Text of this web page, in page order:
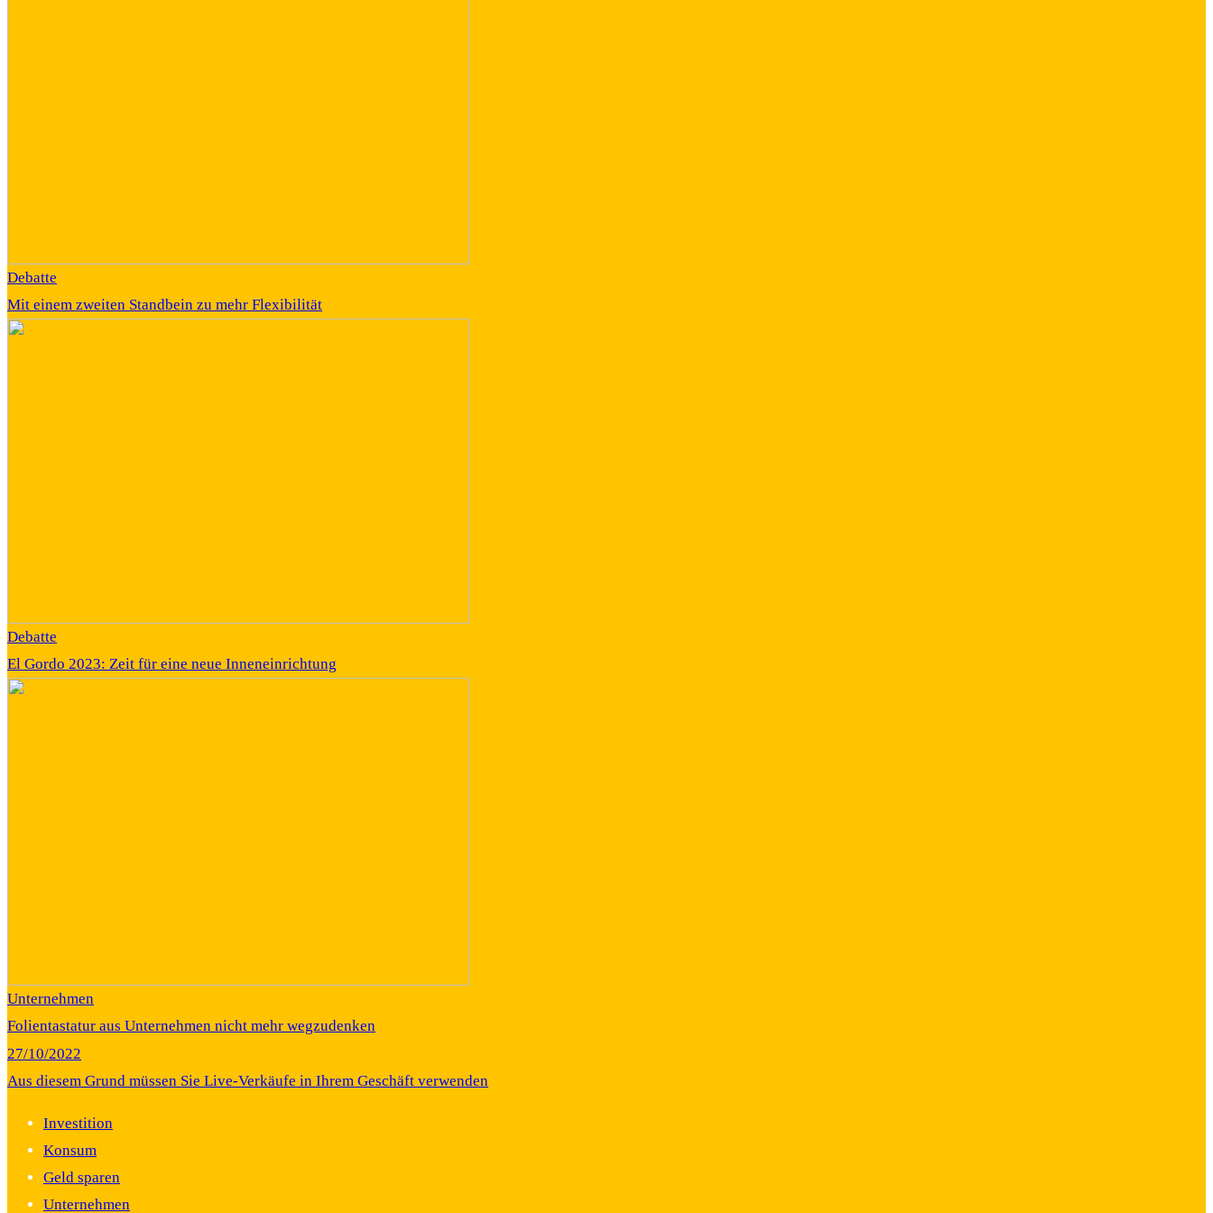
Debatte
Mit einem zweiten Standbein zu mehr Flexibilität
Debatte
El Gordo 2023: Zeit für eine neue Inneneinrichtung
Unternehmen
Folientastatur aus Unternehmen nicht mehr wegzudenken
27/10/2022
Aus diesem Grund müssen Sie Live-Verkäufe in Ihrem Geschäft verwenden
Investition
Konsum
Geld sparen
Unternehmen